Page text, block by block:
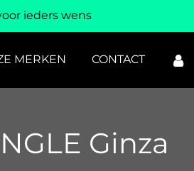
ieders wens
MERKEN CONTACT
Ginza